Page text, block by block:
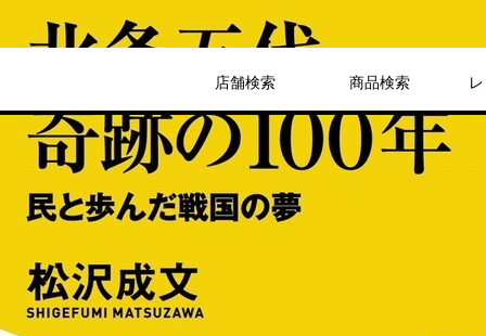
店舗検索 商品検索
販売 書籍
北条五代、奇跡